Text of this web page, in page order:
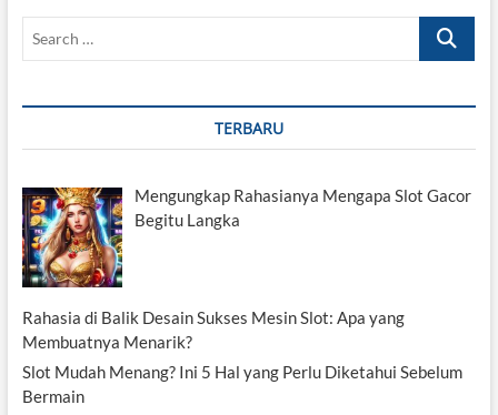
Search
TERBARU
Mengungkap Rahasianya Mengapa Slot Gacor
Begitu Langka
Rahasia di Balik Desain Sukses Mesin Slot: Apa yang
Membuatnya Menarik?
Slot Mudah Menang? Ini 5 Hal yang Perlu Diketahui Sebelum
Bermain